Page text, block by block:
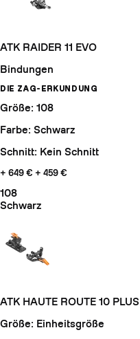
ATK RAIDER 11 EVO
Bindungen
DIE ZAG-ERKUNDUNG
Größe: 108
Farbe: Schwarz
Schnitt: Kein Schnitt
+ 649 € + 459 €
108
Schwarz
ATK HAUTE ROUTE 10 PLUS
Größe: Einheitsgröße